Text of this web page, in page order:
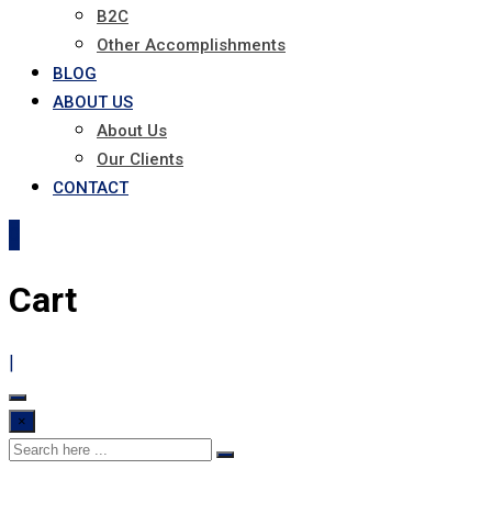
B2C
Other Accomplishments
BLOG
ABOUT US
About Us
Our Clients
CONTACT
Cart
|
×